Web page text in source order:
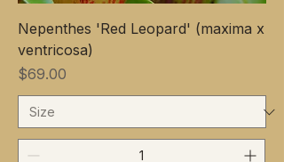
Nepenthes 'Red Leopard' (maxima x
ventricosa)
価格
$69.00